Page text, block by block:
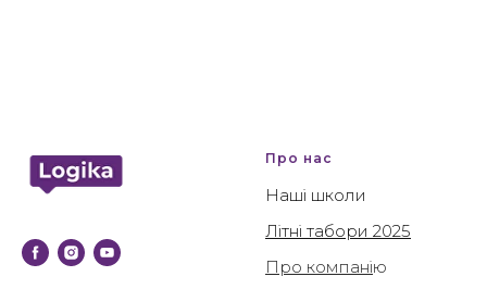
Про нас
Наші школи
Літні табори 2025
Про компанію